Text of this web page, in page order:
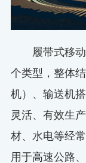
履带式移动
个类型，整体
机）、输送机
灵活、有效生
材、水电等经
用于高速公路